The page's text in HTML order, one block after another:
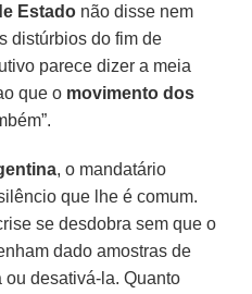
Estado não disse nem
distúrbios do fim de
parece dizer a meia
que o movimento dos
, o mandatário
que lhe é comum.
se desdobra sem que o
dado amostras de
desativá-la. Quanto